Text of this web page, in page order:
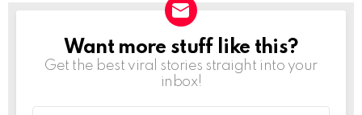
NEWSLETTER
Want more stuff like this?
Get the best viral stories straight into your
inbox!